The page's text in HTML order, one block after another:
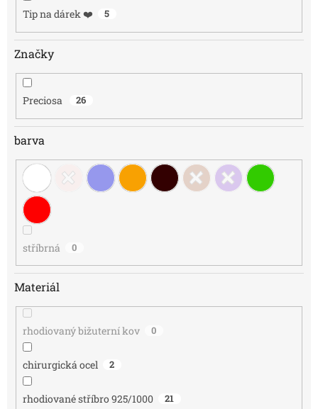
Tip na dárek ❤️ 5
Značky
Preciosa 26
barva
stříbrná 0
Materiál
rhodiovaný bižuterní kov 0
chirurgická ocel 2
rhodiované stříbro 925/1000 21